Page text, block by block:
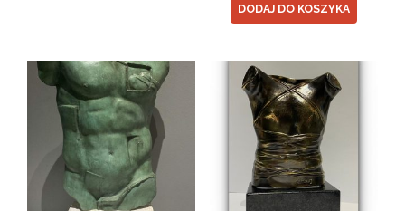
DODAJ DO KOSZYKA